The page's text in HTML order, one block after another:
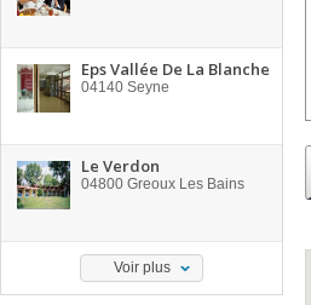
Eps Vallée De La Blanche
04140 Seyne
Le Verdon
04800 Greoux Les Bains
Voir plus